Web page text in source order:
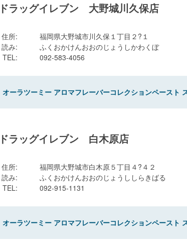
ドラッグイレブン 大野城川久保店
住所:
福岡県大野城市川久保１丁目２?１
読み:
ふくおかけんおおのじょうしかわくぼ
TEL: 092-583-4056
オーラツーミー アロマフレーバーコレクションペースト
ドラッグイレブン 白木原店
住所:
福岡県大野城市白木原５丁目４?４２
読み:
ふくおかけんおおのじょうししらきばる
TEL: 092-915-1131
オーラツーミー アロマフレーバーコレクションペースト